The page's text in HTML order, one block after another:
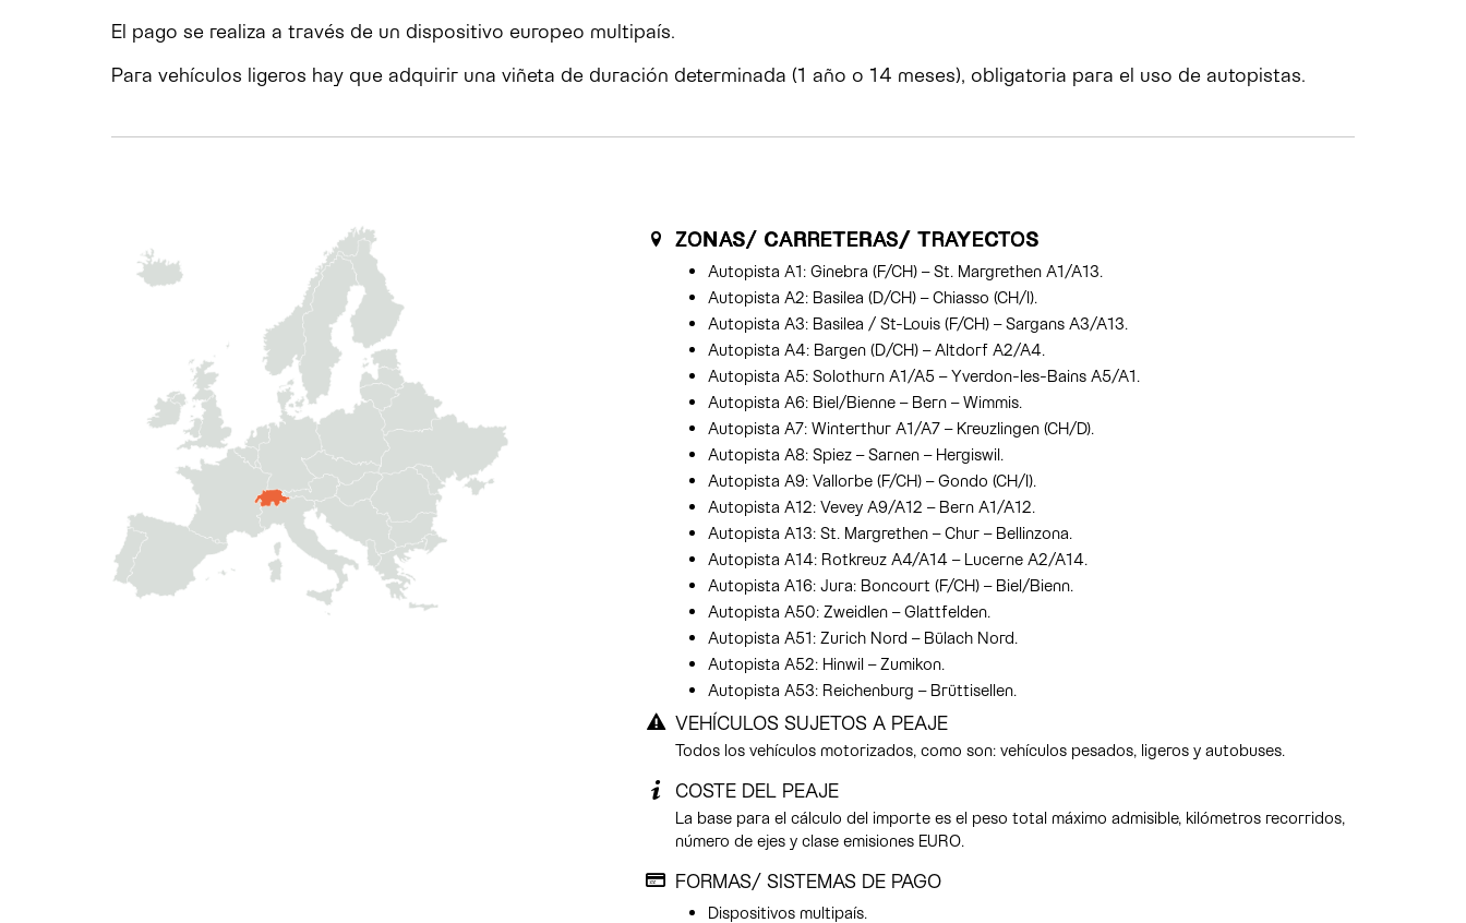
El pago se realiza a través de un dispositivo europeo multipaís.
Para vehículos ligeros hay que adquirir una viñeta de duración determinada (1 año o 14 meses), obligatoria para el uso de autopistas.
ZONAS/ CARRETERAS/ TRAYECTOS
Autopista A1: Ginebra (F/CH) – St. Margrethen A1/A13.
Autopista A2: Basilea (D/CH) – Chiasso (CH/I).
Autopista A3: Basilea / St-Louis (F/CH) – Sargans A3/A13.
Autopista A4: Bargen (D/CH) – Altdorf A2/A4.
Autopista A5: Solothurn A1/A5 – Yverdon-les-Bains A5/A1.
Autopista A6: Biel/Bienne – Bern – Wimmis.
Autopista A7: Winterthur A1/A7 – Kreuzlingen (CH/D).
Autopista A8: Spiez – Sarnen – Hergiswil.
Autopista A9: Vallorbe (F/CH) – Gondo (CH/I).
Autopista A12: Vevey A9/A12 – Bern A1/A12.
Autopista A13: St. Margrethen – Chur – Bellinzona.
Autopista A14: Rotkreuz A4/A14 – Lucerne A2/A14.
Autopista A16: Jura: Boncourt (F/CH) – Biel/Bienn.
Autopista A50: Zweidlen – Glattfelden.
Autopista A51: Zurich Nord – Bülach Nord.
Autopista A52: Hinwil – Zumikon.
Autopista A53: Reichenburg – Brüttisellen.
VEHÍCULOS SUJETOS A PEAJE
Todos los vehículos motorizados, como son: vehículos pesados, ligeros y autobuses.
COSTE DEL PEAJE
La base para el cálculo del importe es el peso total máximo admisible, kilómetros recorridos,
número de ejes y clase emisiones EURO.
FORMAS/ SISTEMAS DE PAGO
Dispositivos multipaís.